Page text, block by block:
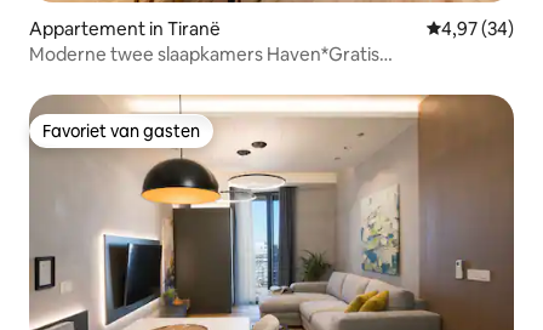
Appartement in Tiranë Gemiddelde
4,97 (34)
Moderne twee slaapkamers Haven*Gratis
Favoriet van gasten
Favoriet van gasten